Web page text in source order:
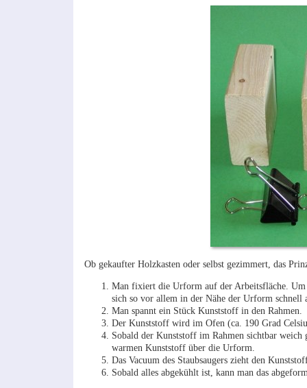
Ob gekaufter Holzkasten oder selbst gezimmert, das
Man fixiert die Urform auf der Arbeitsfläche. Um
sich so vor allem in der Nähe der Urform
Man spannt ein Stück Kunststoff in den Rahmen.
Der Kunststoff wird im Ofen (ca. 190 Grad
Sobald der Kunststoff im Rahmen sichtbar weich
warmen Kunststoff über die Urform.
Das Vacuum des Staubsaugers zieht den
Sobald alles abgekühlt ist, kann man das